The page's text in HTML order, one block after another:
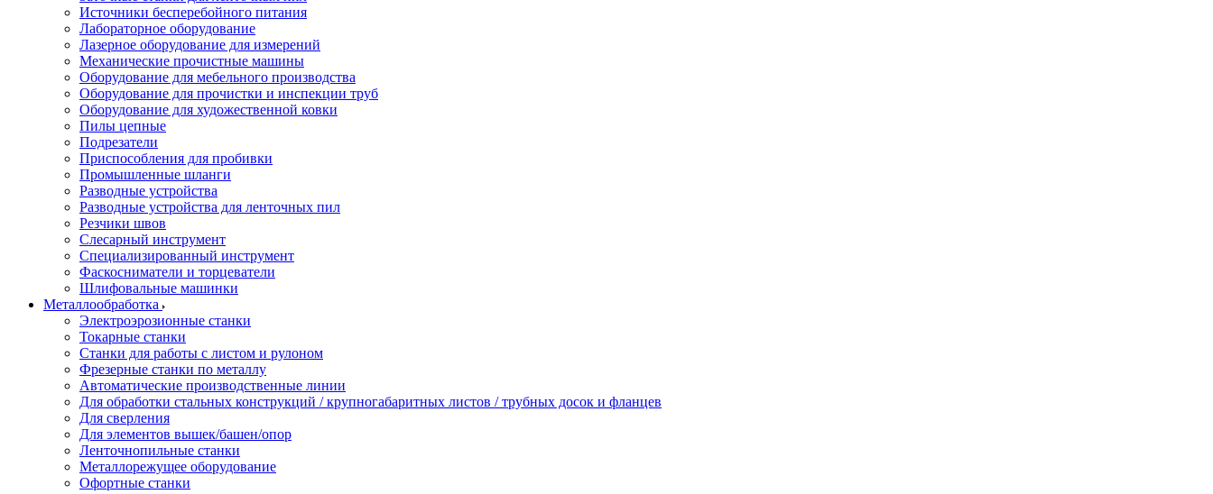
Источники бесперебойного питания
Лабораторное оборудование
Лазерное оборудование для измерений
Механические прочистные машины
Оборудование для мебельного производства
Оборудование для прочистки и инспекции труб
Оборудование для художественной ковки
Пилы цепные
Подрезатели
Приспособления для пробивки
Промышленные шланги
Разводные устройства
Разводные устройства для ленточных пил
Резчики швов
Слесарный инструмент
Специализированный инструмент
Фаскосниматели и торцеватели
Шлифовальные машинки
Металлообработка
Электроэрозионные станки
Токарные станки
Станки для работы с листом и рулоном
Фрезерные станки по металлу
Автоматические производственные линии
Для обработки стальных конструкций / крупногабаритных листов / трубных досок и фланцев
Для сверления
Для элементов вышек/башен/опор
Ленточнопильные станки
Металлорежущее оборудование
Офортные станки